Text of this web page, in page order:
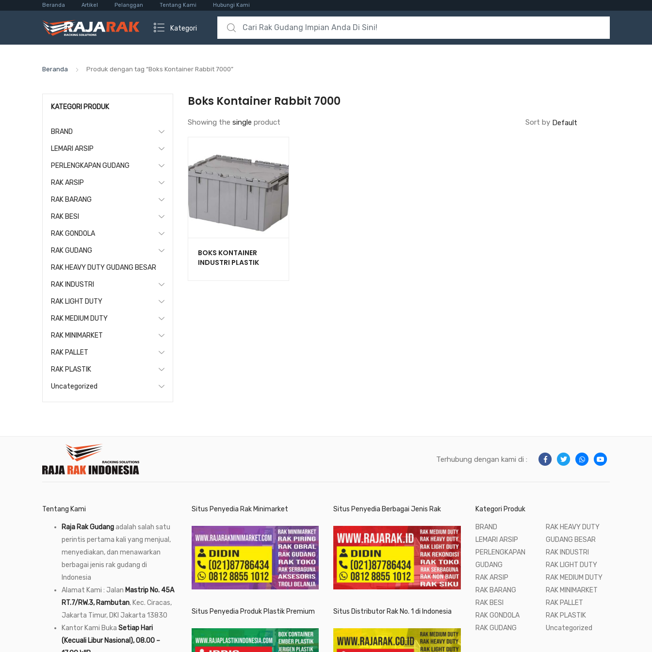
Beranda Artikel Pelanggan Tentang Kami Hubungi Kami
Kategori
Search for:
Beranda Produk dengan tag “Boks Kontainer Rabbit 7000”
Boks Kontainer Rabbit 7000
Showing the single product Sort by
BOKS KONTAINER
INDUSTRI PLASTIK
KATEGORI PRODUK
BRAND
LEMARI ARSIP
PERLENGKAPAN GUDANG
RAK ARSIP
RAK BARANG
RAK BESI
RAK GONDOLA
RAK GUDANG
RAK HEAVY DUTY GUDANG BESAR
RAK INDUSTRI
RAK LIGHT DUTY
RAK MEDIUM DUTY
RAK MINIMARKET
RAK PALLET
RAK PLASTIK
Uncategorized
Terhubung dengan kami di :
Tentang Kami
Raja Rak Gudangadalah salah satu
perintis pertama kali yang menjual,
menyediakan, dan menawarkan
berbagai jenis rak gudang di
Indonesia
Alamat Kami : Jalan Mastrip No. 45A
RT.7/RW.3, Rambutan, Kec. Ciracas,
Jakarta Timur, DKI Jakarta 13830
Kantor Kami Buka Setiap Hari
(Kecuali Libur Nasional), 08.00 –
Situs Penyedia Rak Minimarket
Situs Penyedia Produk Plastik Premium
Situs Penyedia Berbagai Jenis Rak
Situs Distributor Rak No. 1 di Indonesia
Kategori Produk
BRAND
LEMARI ARSIP
PERLENGKAPAN
GUDANG
RAK ARSIP
RAK BARANG
RAK BESI
RAK GONDOLA
RAK GUDANG
RAK HEAVY DUTY
GUDANG BESAR
RAK INDUSTRI
RAK LIGHT DUTY
RAK MEDIUM DUTY
RAK MINIMARKET
RAK PALLET
RAK PLASTIK
Uncategorized